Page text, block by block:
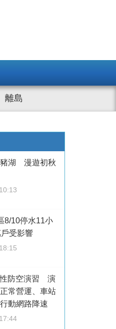
離島
豬湖 漫遊初秋
8/10停水11小
受影響
防空演習 演
常營運、車站
動網路降速